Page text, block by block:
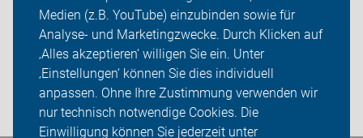
Medien (z.B. YouTube) einzubinden sowie für
Analyse- und Marketingzwecke. Durch Klicken auf
‚Alles akzeptieren‘ willigen Sie ein. Unter
‚Einstellungen‘ können Sie dies individuell
anpassen. Ohne Ihre Zustimmung verwenden wir
nur technisch notwendige Cookies. Die
Einwilligung können Sie jederzeit unter
Sei dabei
Presse
Login